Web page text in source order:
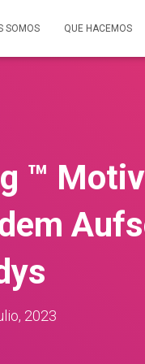
SOMOS QUE HACEMOS
™
2023